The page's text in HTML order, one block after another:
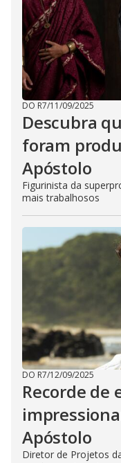
DO R7/11/09/2025
Descubra
foram
Apóstolo
Figurinista da
mais trabalhosos
DO R7/12/09/2025
Recorde de
Apóstolo
Diretor de Projetos